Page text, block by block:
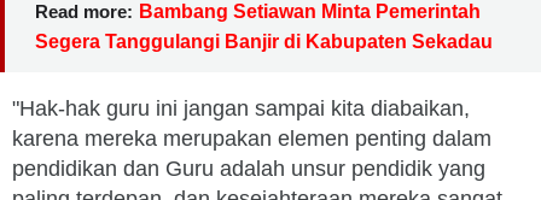
Read more: Bambang Setiawan Minta Pemerintah
Segera Tanggulangi Banjir di Kabupaten Sekadau
"Hak-hak guru ini jangan sampai kita diabaikan,
karena mereka merupakan elemen penting dalam
pendidikan dan Guru adalah unsur pendidik yang